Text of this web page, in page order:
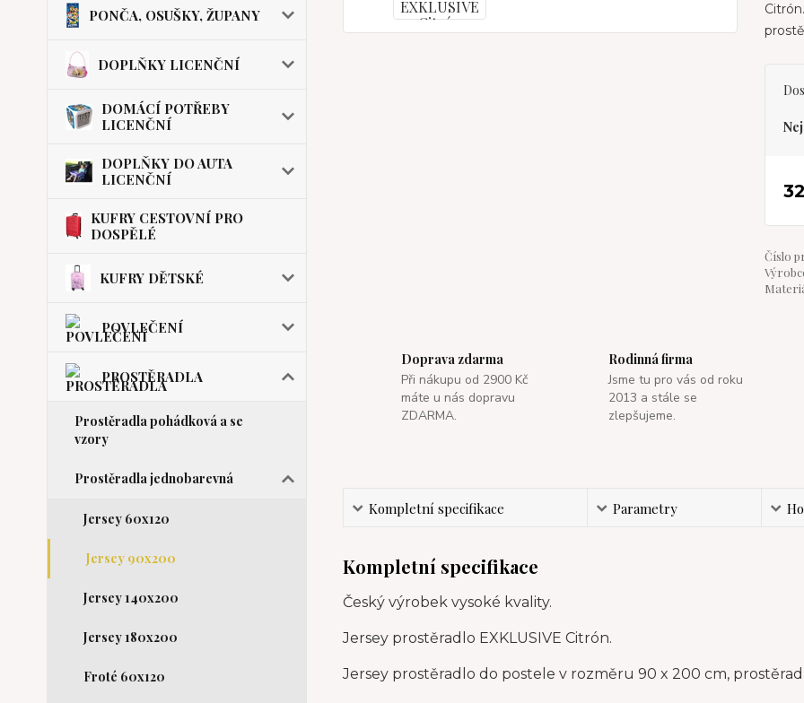
PONČA, OSUŠKY, ŽUPANY
DOPLŇKY LICENČNÍ
DOMÁCÍ POTŘEBY
LICENČNÍ
DOPLŇKY DO AUTA
LICENČNÍ
KUFRY CESTOVNÍ PRO
DOSPĚLÉ
KUFRY DĚTSKÉ
POVLEČENÍ
PROSTĚRADLA
Prostěradla pohádková a se
vzory
Prostěradla jednobarevná
Jersey 60x120
Jersey 90x200
Jersey 140x200
Jersey 180x200
Froté 60x120
Číslo
Doprava zdarma
Při nákupu od 2900 Kč
máte u nás dopravu
ZDARMA.
Rodinná firma
Jsme tu pro vás od roku
2013 a stále se
zlepšujeme.
Kompletní specifikace Parametry
Kompletní specifikace
Český výrobek vysoké kvality.
Jersey prostěradlo EXKLUSIVE Citrón.
Jersey prostěradlo do postele v rozměru 90 x 200 cm,